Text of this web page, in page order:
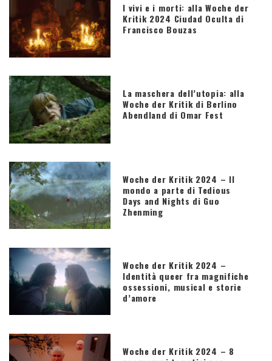
I vivi e i morti: alla Woche der
Kritik 2024 Ciudad Oculta di
Francisco Bouzas
La maschera dell’utopia: alla
Woche der Kritik di Berlino
Abendland di Omar Fest
Woche der Kritik 2024 – Il
mondo a parte di Tedious
Days and Nights di Guo
Zhenming
Woche der Kritik 2024 –
Identità queer fra magnifiche
ossessioni, musical e storie
d’amore
Woche der Kritik 2024 – 8